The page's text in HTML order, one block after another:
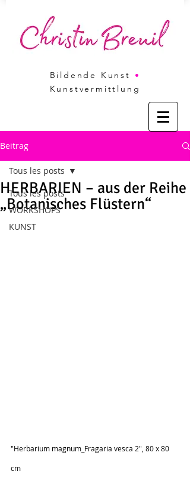
Bildende Kunst •
Kunstvermittlung
Beitrag
Tous les posts
WORKSHOPS
KUNST
Tous les posts
HERBARIEN – aus der Reihe
„Botanisches Flüstern“
"Herbarium magnum_Fragaria vesca 2", 80 x 80
cm